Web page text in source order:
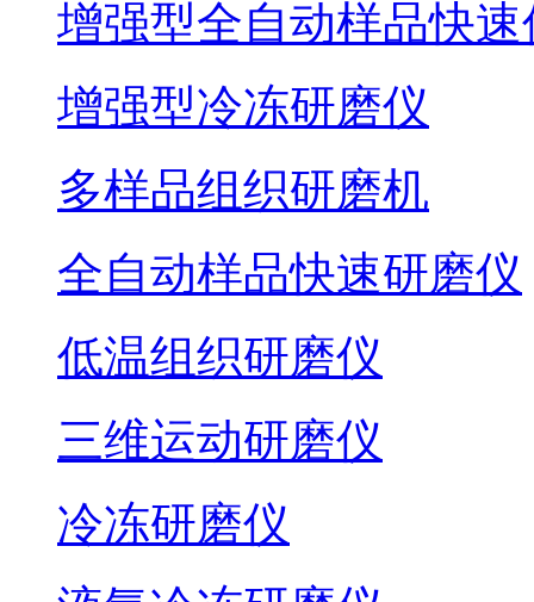
增强型全自动样品快速
增强型冷冻研磨仪
多样品组织研磨机
全自动样品快速研磨仪
低温组织研磨仪
三维运动研磨仪
冷冻研磨仪